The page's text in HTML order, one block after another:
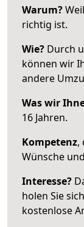
Warum?
richtig ist.
Wie? Durch
können wir
andere
Was wir
16 Jahren.
Kompetenz,
Wünsche
Interesse?
holen Sie
kostenlose